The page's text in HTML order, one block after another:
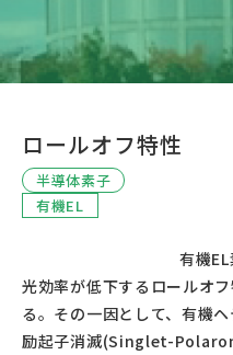
代表紹介
お問い合わせ
お問い合わせ
ロールオフ特性
半導体素子
有機EL
光効率が低下するロールオ
る。その一因として、有機
励起子消滅(Singlet-